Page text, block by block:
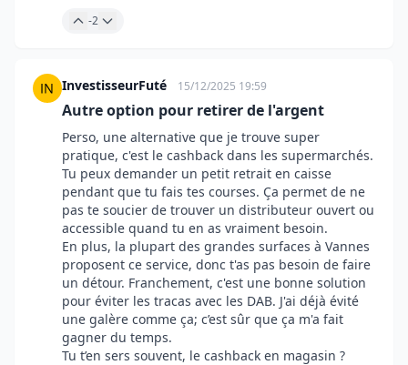
-2
InvestisseurFuté 15/12/2025 19:59
Autre option pour retirer de l'argent
Perso, une alternative que je trouve super
pratique, c'est le cashback dans les supermarchés.
Tu peux demander un petit retrait en caisse
pendant que tu fais tes courses. Ça permet de ne
pas te soucier de trouver un distributeur ouvert ou
accessible quand tu en as vraiment besoin.
En plus, la plupart des grandes surfaces à Vannes
proposent ce service, donc t'as pas besoin de faire
un détour. Franchement, c'est une bonne solution
pour éviter les tracas avec les DAB. J'ai déjà évité
une galère comme ça; c’est sûr que ça m'a fait
gagner du temps.
Tu t’en sers souvent, le cashback en magasin ?